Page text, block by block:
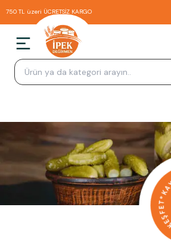
750 TL üzeri ÜCRETSİZ KARGO